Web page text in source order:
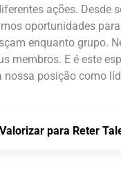
ações. Desde
oportunidades
enquanto grupo.
membros. E é este
nossa posição como
para Reter